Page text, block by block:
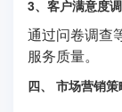
3、客户满意度
通过问卷调查
服务质量。
四、 市场营销策